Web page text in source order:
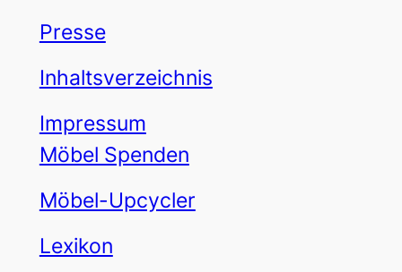
Presse
Inhaltsverzeichnis
Impressum
Möbel Spenden
Möbel-Upcycler
Lexikon